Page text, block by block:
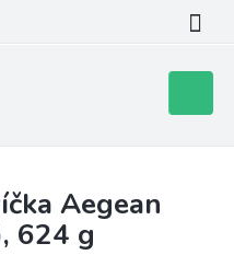
košík
Aegean
624 g